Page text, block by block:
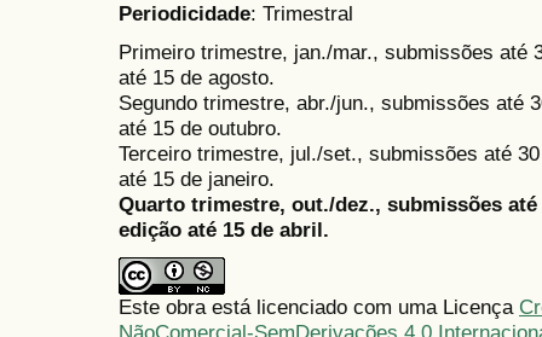
Periodicidade: Trimestral
Primeiro trimestre, jan./mar., submissões até
até 15 de agosto.
Segundo trimestre, abr./jun., submissões até
até 15 de outubro.
Terceiro trimestre, jul./set., submissões até
até 15 de janeiro.
Quarto trimestre, out./dez., submissões
edição até 15 de abril.
Este obra está licenciado com uma Licença
NãoComercial-SemDerivações 4.0